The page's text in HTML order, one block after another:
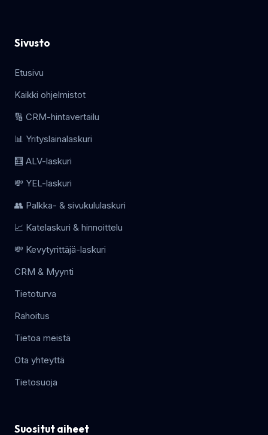
Sivusto
Etusivu
Kaikki ohjelmistot
🔢 CRM-hintavertailu
📊 Yrityslainalaskuri
🧮 ALV-laskuri
💸 YEL-laskuri
👥 Palkka- & sivukululaskuri
📈 Katelaskuri & hinnoittelu
💸 Kevytyrittäjä-laskuri
CRM & Myynti
Tietoturva
Rahoitus
Tietoa meistä
Ota yhteyttä
Tietosuoja
Suositut aiheet